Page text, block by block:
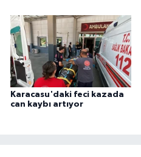
Karacasu'daki feci kazada
can kaybı artıyor